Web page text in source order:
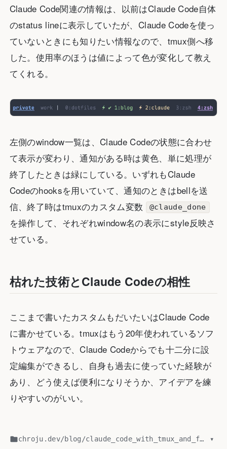
Claude Code関連の情報は、以前はClaude Code自体
のstatus lineに表示していたが、Claude Codeを使っ
ていないときにも知りたい情報なので、tmux側へ移
した。使用率のほうは値によって色が変化して教え
てくれる。
左側のwindow一覧は、Claude Codeの状態に合わせ
て表示が変わり、通知がある時は黄色、単に処理が
終了したときは緑にしている。いずれもClaude
Codeのhooksを用いていて、通知のときはbellを送
信、終了時はtmuxのカスタム変数
@claude_done
を操作して、それぞれwindow名の表示にstyle反映さ
せている。
枯れた技術とClaude Codeの相性
ここまで書いたカスタムもだいたいはClaude Code
に書かせている。tmuxはもう20年使われているソフ
トウェアなので、Claude Codeからでも十二分に設
定編集ができるし、自身も過去に使っていた経験が
あり、どう使えば便利になりそうか、アイデアを練
りやすいのがいい。
chroju.dev/blog / claude_code_with_tmux_and_fzf.md ▾